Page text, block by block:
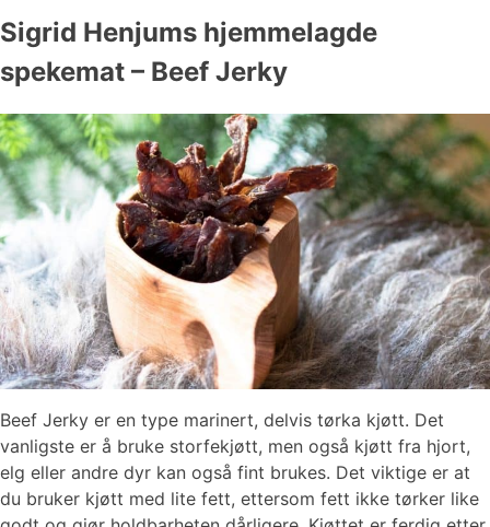
Sigrid Henjums hjemmelagde
spekemat – Beef Jerky
Beef Jerky er en type marinert, delvis tørka kjøtt. Det
vanligste er å bruke storfekjøtt, men også kjøtt fra hjort,
elg eller andre dyr kan også fint brukes. Det viktige er at
du bruker kjøtt med lite fett, ettersom fett ikke tørker like